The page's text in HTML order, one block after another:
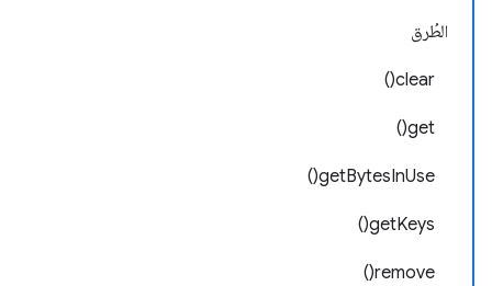
الطُرق
clear()
get()
getBytesInUse()
getKeys()
remove()